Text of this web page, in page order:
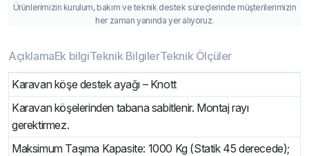
Ürünlerimizin kurulum, bakım ve teknik destek süreçlerinde müşterilerimizin
her zaman yanında yer alıyoruz.
AçıklamaEk bilgiTeknik BilgilerTeknik Ölçüler
Karavan köşe destek ayağı – Knott
Karavan köşelerinden tabana sabitlenir. Montaj rayı
gerektirmez.
Maksimum Taşıma Kapasite: 1000 Kg (Statik 45 derecede);